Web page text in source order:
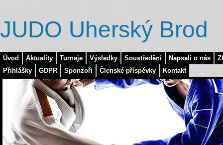
Úvod Aktuality Turnaje Výsledky Soustředění Napsali o nás
Přihlášky
GDPR Sponzoři Členské příspěvky Kontakt
JUDO Uherský Brod